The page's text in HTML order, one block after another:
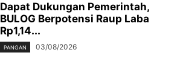
Dapat Dukungan Pemerintah,
BULOG Berpotensi Raup Laba
Rp1,14...
PANGAN 03/08/2026